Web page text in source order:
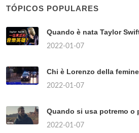
TÓPICOS POPULARES
Quando è nata Taylor
2022-01-07
Chi è Lorenzo della
2022-01-07
Quando si usa potremo o
2022-01-07